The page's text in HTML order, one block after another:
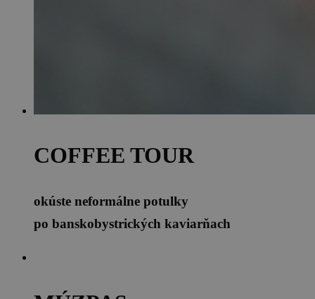
COFFEE TOUR
okúste neformálne potulky
po banskobystrických kaviarňach